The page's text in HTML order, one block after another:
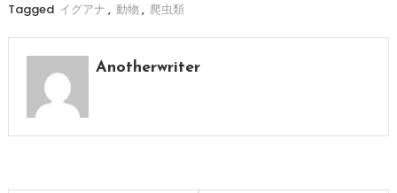
Tagged イグアナ , 動物 , 爬虫類
Anotherwriter